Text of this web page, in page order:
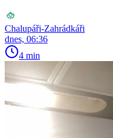
Chalupáři-Zahrádkáři
dnes, 06:36
4 min